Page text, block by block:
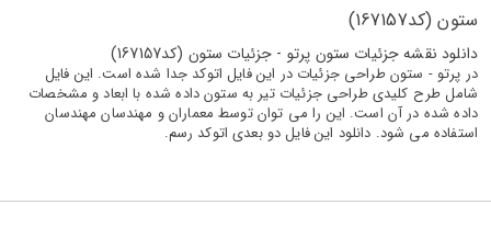
ستون (کد167157)
دانلود نقشه جزئیات ستون پرتو - جزئیات ستون (کد167157)
در پرتو - ستون طراحی جزئیات در این فایل اتوکد جدا شده است. این فایل
شامل طرح کلیدی طراحی جزئیات تیر به ستون داده شده با ابعاد و مشخصات
داده شده در آن است. این را می توان توسط معماران و مهندسان مهندسان
استفاده می شود. دانلود این فایل دو بعدی اتوکد رسم.